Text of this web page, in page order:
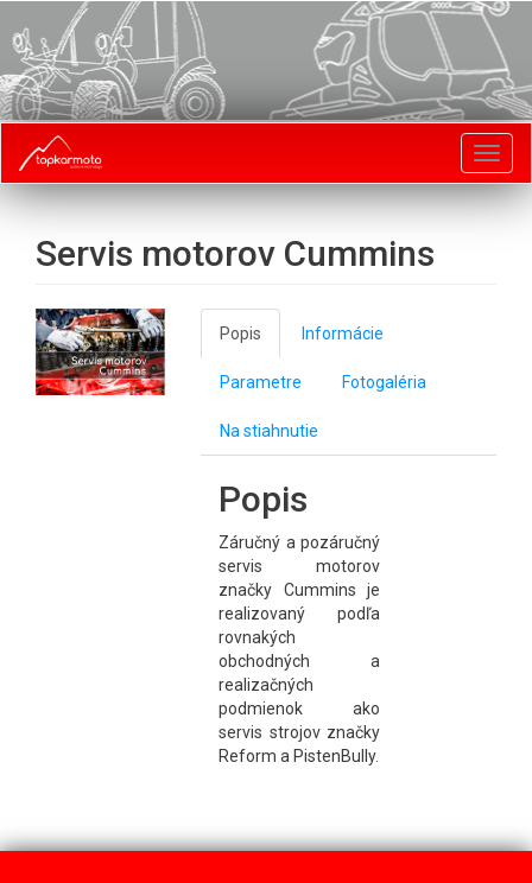
Servis motorov Cummins
Popis Informácie
Parametre Fotogaléria
Na stiahnutie
Popis
Záručný a pozáručný
servis motorov
značky Cummins je
realizovaný podľa
rovnakých
obchodných a
realizačných
podmienok ako
servis strojov značky
Reform a PistenBully.